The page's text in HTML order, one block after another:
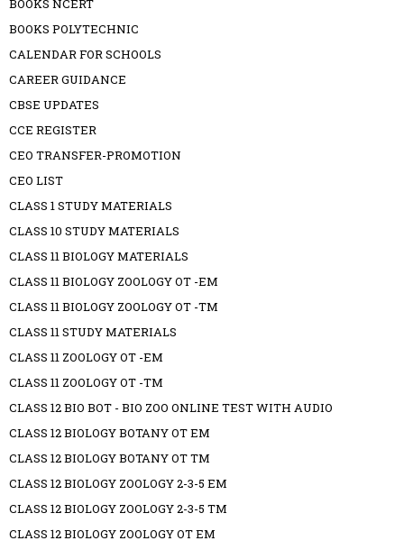
BOOKS NCERT
BOOKS POLYTECHNIC
CALENDAR FOR SCHOOLS
CAREER GUIDANCE
CBSE UPDATES
CCE REGISTER
CEO TRANSFER-PROMOTION
CEO LIST
CLASS 1 STUDY MATERIALS
CLASS 10 STUDY MATERIALS
CLASS 11 BIOLOGY MATERIALS
CLASS 11 BIOLOGY ZOOLOGY OT -EM
CLASS 11 BIOLOGY ZOOLOGY OT -TM
CLASS 11 STUDY MATERIALS
CLASS 11 ZOOLOGY OT -EM
CLASS 11 ZOOLOGY OT -TM
CLASS 12 BIO BOT - BIO ZOO ONLINE TEST WITH AUDIO
CLASS 12 BIOLOGY BOTANY OT EM
CLASS 12 BIOLOGY BOTANY OT TM
CLASS 12 BIOLOGY ZOOLOGY 2-3-5 EM
CLASS 12 BIOLOGY ZOOLOGY 2-3-5 TM
CLASS 12 BIOLOGY ZOOLOGY OT EM